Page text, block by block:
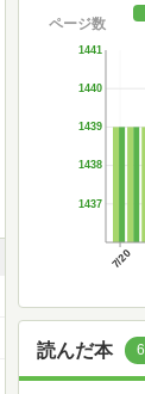
7/20
1437
1438
1439
1440
1441
ページ数
読んだ本 6